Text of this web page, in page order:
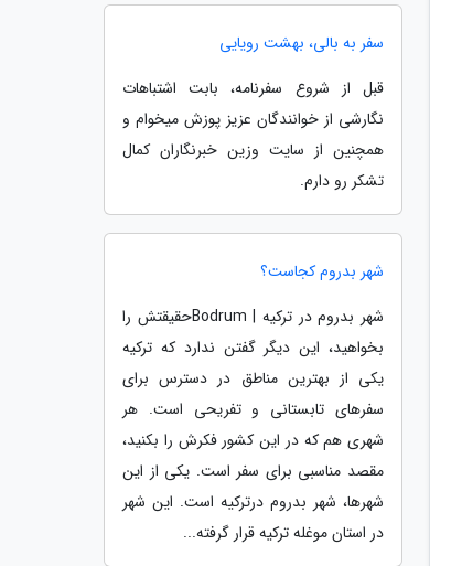
سفر به بالی، بهشت رویایی
قبل از شروع سفرنامه، بابت اشتباهات
نگارشی از خوانندگان عزیز پوزش میخوام و
همچنین از سایت وزین خبرنگاران کمال
تشکر رو دارم.
شهر بدروم کجاست؟
شهر بدروم در ترکیه | Bodrumحقیقتش را
بخواهید، این دیگر گفتن ندارد که ترکیه
یکی از بهترین مناطق در دسترس برای
سفرهای تابستانی و تفریحی است. هر
شهری هم که در این کشور فکرش را بکنید،
مقصد مناسبی برای سفر است. یکی از این
شهرها، شهر بدروم درترکیه است. این شهر
در استان موغله ترکیه قرار گرفته...